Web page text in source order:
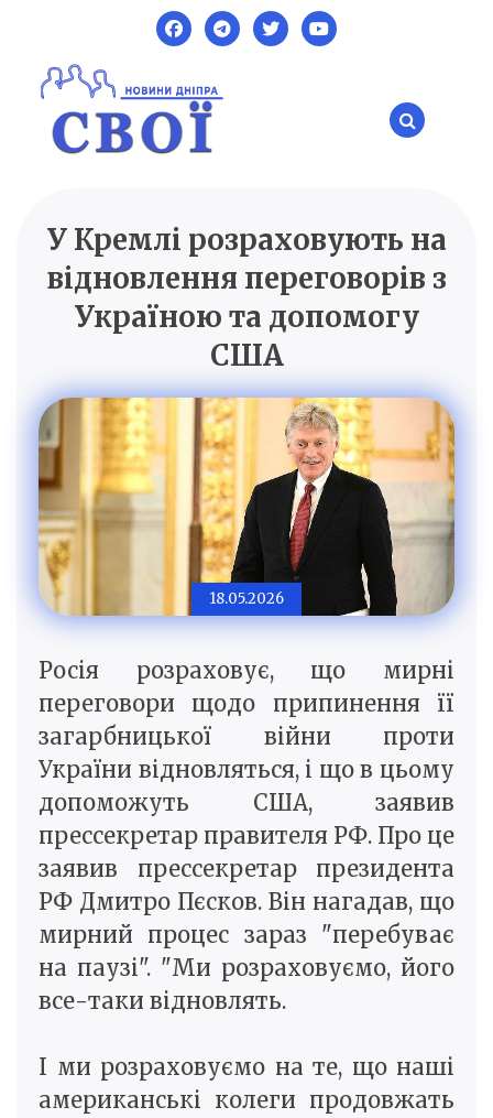
content
SVOI.DP.UA
Новини Дніпра
У Кремлі розраховують на
відновлення переговорів з
Україною та допомогу
США
18.05.2026
Росія розраховує, що мирні
переговори щодо припинення її
загарбницької війни проти
України відновляться, і що в цьому
допоможуть США, заявив
прессекретар правителя РФ. Про це
заявив прессекретар президента
РФ Дмитро Пєсков. Він нагадав, що
мирний процес зараз "перебуває
на паузі". "Ми розраховуємо, його
все-таки відновлять.
І ми розраховуємо на те, що наші
американські колеги продовжать